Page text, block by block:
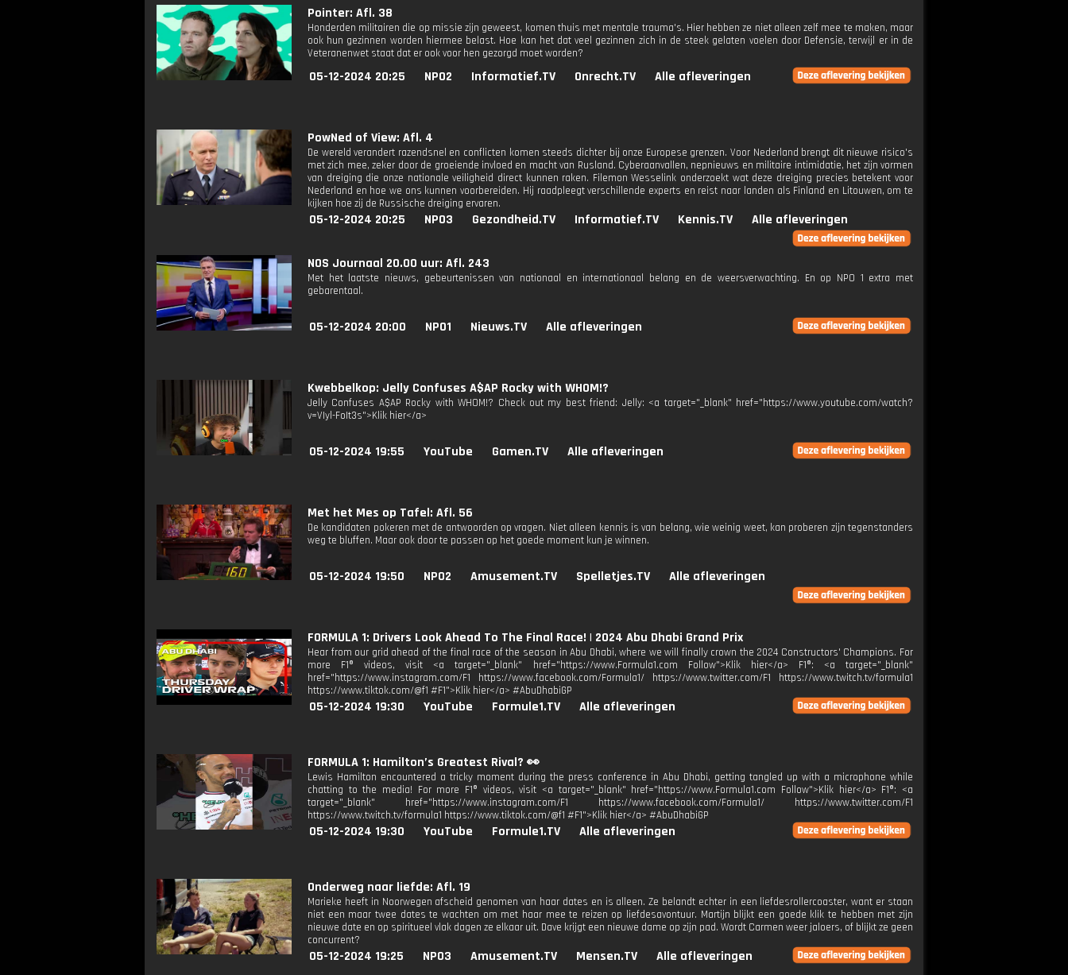
Pointer: Afl. 38
Honderden militairen die op missie zijn geweest, komen thuis met mentale trauma's. Hier hebben ze niet alleen zelf mee te maken, maar
ook hun gezinnen worden hiermee belast. Hoe kan het dat veel gezinnen zich in de steek gelaten voelen door Defensie, terwijl er in de
Veteranenwet staat dat er ook voor hen gezorgd moet worden?
05-12-2024 20:25 NPO2 Informatief.TV Onrecht.TV Alle afleveringen
PowNed of View: Afl. 4
De wereld verandert razendsnel en conflicten komen steeds dichter bij onze Europese grenzen. Voor Nederland brengt dit nieuwe risico's
met zich mee, zeker door de groeiende invloed en macht van Rusland. Cyberaanvallen, nepnieuws en militaire intimidatie, het zijn vormen
van dreiging die onze nationale veiligheid direct kunnen raken. Filemon Wesselink onderzoekt wat deze dreiging precies betekent voor
Nederland en hoe we ons kunnen voorbereiden. Hij raadpleegt verschillende experts en reist naar landen als Finland en Litouwen, om te
kijken hoe zij de Russische dreiging ervaren.
05-12-2024 20:25 NPO3 Gezondheid.TV Informatief.TV Kennis.TV Alle afleveringen
NOS Journaal 20.00 uur: Afl. 243
Met het laatste nieuws, gebeurtenissen van nationaal en internationaal belang en de weersverwachting. En op NPO 1 extra met
gebarentaal.
05-12-2024 20:00 NPO1 Nieuws.TV Alle afleveringen
Kwebbelkop: Jelly Confuses A$AP Rocky with WHOM!?
Jelly Confuses A$AP Rocky with WHOM!? Check out my best friend: Jelly: <a target="_blank" href="https://www.youtube.com/watch?
v=VIyl-FoIt3s">Klik hier</a>
05-12-2024 19:55 YouTube Gamen.TV Alle afleveringen
Met het Mes op Tafel: Afl. 56
De kandidaten pokeren met de antwoorden op vragen. Niet alleen kennis is van belang, wie weinig weet, kan proberen zijn tegenstanders
weg te bluffen. Maar ook door te passen op het goede moment kun je winnen.
05-12-2024 19:50 NPO2 Amusement.TV Spelletjes.TV Alle afleveringen
FORMULA 1: Drivers Look Ahead To The Final Race! | 2024 Abu Dhabi Grand Prix
Hear from our grid ahead of the final race of the season in Abu Dhabi, where we will finally crown the 2024 Constructors' Champions. For
more F1® videos, visit <a target="_blank" href="https://www.Formula1.com Follow">Klik hier</a> F1®: <a target="_blank"
href="https://www.instagram.com/F1 https://www.facebook.com/Formula1/ https://www.twitter.com/F1 https://www.twitch.tv/formula1
https://www.tiktok.com/@f1 #F1">Klik hier</a> #AbuDhabiGP
05-12-2024 19:30 YouTube Formule1.TV Alle afleveringen
FORMULA 1: Hamilton’s Greatest Rival? 👀
Lewis Hamilton encountered a tricky moment during the press conference in Abu Dhabi, getting tangled up with a microphone while
chatting to the media! For more F1® videos, visit <a target="_blank" href="https://www.Formula1.com Follow">Klik hier</a> F1®: <a
target="_blank" href="https://www.instagram.com/F1 https://www.facebook.com/Formula1/ https://www.twitter.com/F1
https://www.twitch.tv/formula1 https://www.tiktok.com/@f1 #F1">Klik hier</a> #AbuDhabiGP
05-12-2024 19:30 YouTube Formule1.TV Alle afleveringen
Onderweg naar liefde: Afl. 19
Marieke heeft in Noorwegen afscheid genomen van haar dates en is alleen. Ze belandt echter in een liefdesrollercoaster, want er staan
niet een maar twee dates te wachten om met haar mee te reizen op liefdesavontuur. Martijn blijkt een goede klik te hebben met zijn
nieuwe date en op spiritueel vlak dagen ze elkaar uit. Dave krijgt een nieuwe dame op zijn pad. Wordt Carmen weer jaloers, of blijkt ze geen
concurrent?
05-12-2024 19:25 NPO3 Amusement.TV Mensen.TV Alle afleveringen